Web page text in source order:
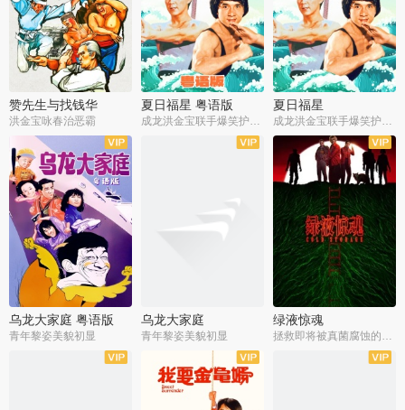
赞先生与找钱华
洪金宝咏春治恶霸
夏日福星 粤语版
成龙洪金宝联手爆笑护美女
夏日福星
成龙洪金宝联手爆笑护美女
乌龙大家庭 粤语版
青年黎姿美貌初显
乌龙大家庭
青年黎姿美貌初显
绿液惊魂
拯救即将被真菌腐蚀的世界